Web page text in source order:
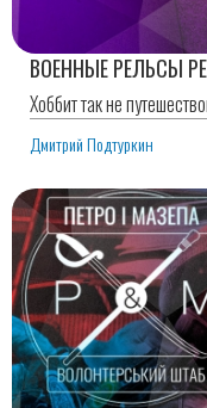
ВОЕННЫЕ РЕЛЬСЫ
Хоббит так не
Дмитрий Подтуркин